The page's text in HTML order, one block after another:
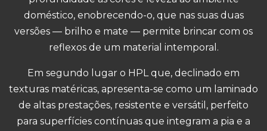
doméstico, enobrecendo-o, que nas suas duas
versões — brilho e mate — permite brincar com os
reflexos de um material intemporal.
Em segundo lugar o HPL que, declinado em
texturas matéricas, apresenta-se como um laminado
de altas prestações, resistente e versátil, perfeito
para superfícies contínuas que integram a pia e a